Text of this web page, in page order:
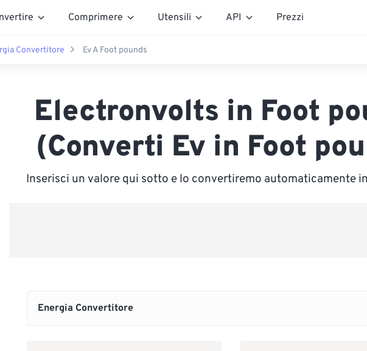
Comprimere Utensili API Prezzi
Convertitore Ev A Foot pounds
Electronvolts in Foot
(Converti Ev in Foot
Inserisci un valore qui sotto e lo convertiremo automaticamente